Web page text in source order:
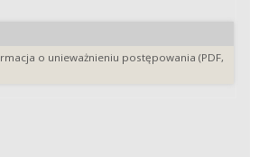
o unieważnieniu postępowania (PDF,